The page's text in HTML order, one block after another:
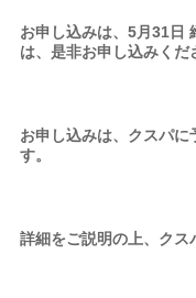
お申し込みは、5月31日
は、是非お申し込みくだ
お申し込みは、クスパに
す。
詳細をご説明の上、クス